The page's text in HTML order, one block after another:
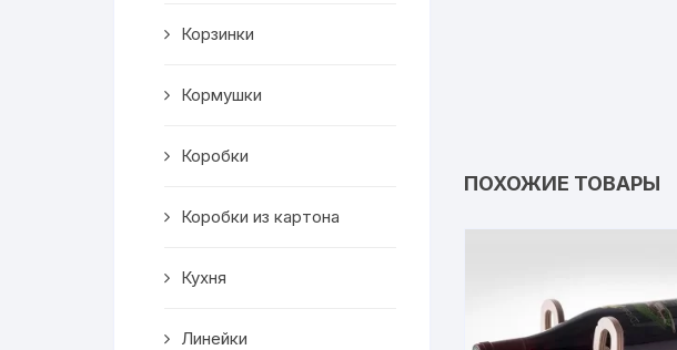
Транспорт
ПОХОЖИЕ ТОВАРЫ
Корзинки
Кормушки
Коробки
Коробки из картона
Кухня
Линейки